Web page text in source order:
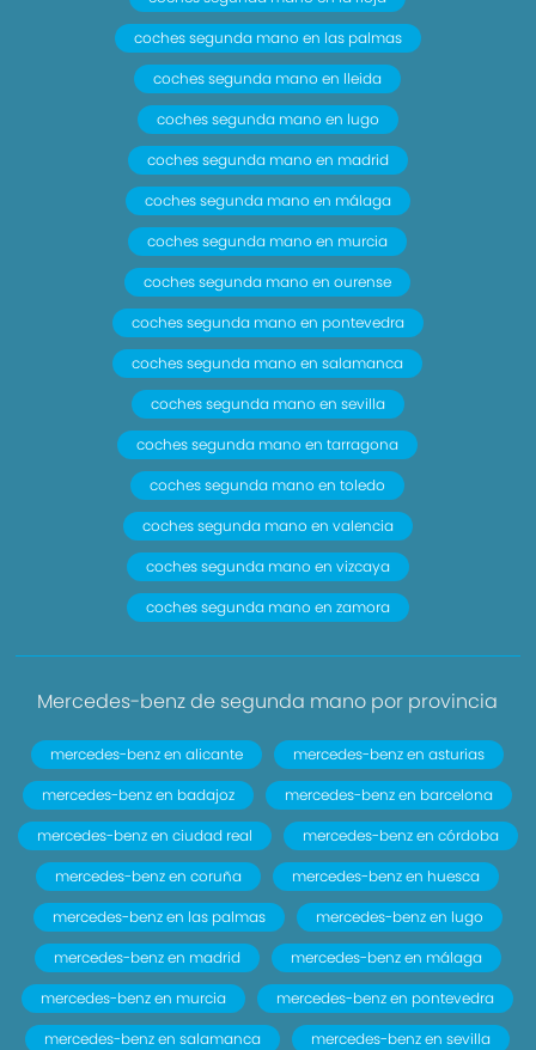
coches segunda mano en las palmas
coches segunda mano en lleida
coches segunda mano en lugo
coches segunda mano en madrid
coches segunda mano en málaga
coches segunda mano en murcia
coches segunda mano en ourense
coches segunda mano en pontevedra
coches segunda mano en salamanca
coches segunda mano en sevilla
coches segunda mano en tarragona
coches segunda mano en toledo
coches segunda mano en valencia
coches segunda mano en vizcaya
coches segunda mano en zamora
Mercedes-benz de segunda mano por provincia
mercedes-benz en alicante
mercedes-benz en asturias
mercedes-benz en badajoz
mercedes-benz en barcelona
mercedes-benz en ciudad real
mercedes-benz en córdoba
mercedes-benz en coruña
mercedes-benz en huesca
mercedes-benz en las palmas
mercedes-benz en lugo
mercedes-benz en madrid
mercedes-benz en málaga
mercedes-benz en murcia
mercedes-benz en pontevedra
mercedes-benz en salamanca
mercedes-benz en sevilla